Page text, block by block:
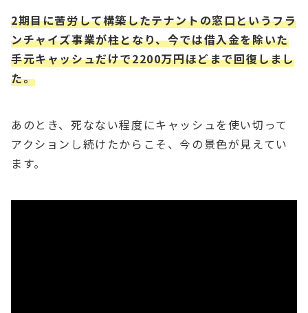
2期目に苦労して構築したテナントの窓口というフラ
ンチャイズ事業が柱となり、今では借入金を除いた
手元キャッシュだけで2200万円ほどまで回復しまし
た。
あのとき、死なない程度にキャッシュを使い切って
アクションし続けたからこそ、今の景色が見えてい
ます。